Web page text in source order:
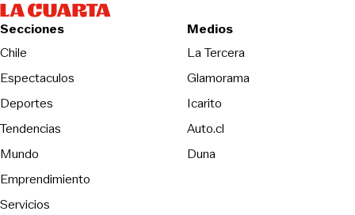
Secciones
Chile
Espectaculos
Deportes
Tendencias
Mundo
Emprendimiento
Servicios
Medios
La TerceraOpens in new
Glamorama
Icarito
Auto.cl
DunaOpens in new window